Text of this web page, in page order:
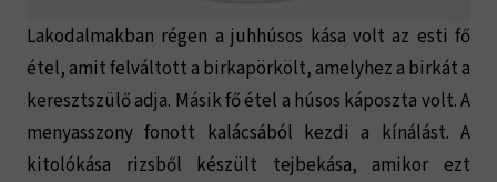
Lakodalmakban régen a juhhúsos kása volt az esti fő
étel, amit felváltott a birkapörkölt, amelyhez a birkát a
keresztszülő adja. Másik fő étel a húsos káposzta volt. A
menyasszony fonott kalácsából kezdi a kínálást. A
kitolókása rizsből készült tejbekása, amikor ezt